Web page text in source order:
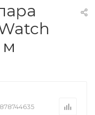
м